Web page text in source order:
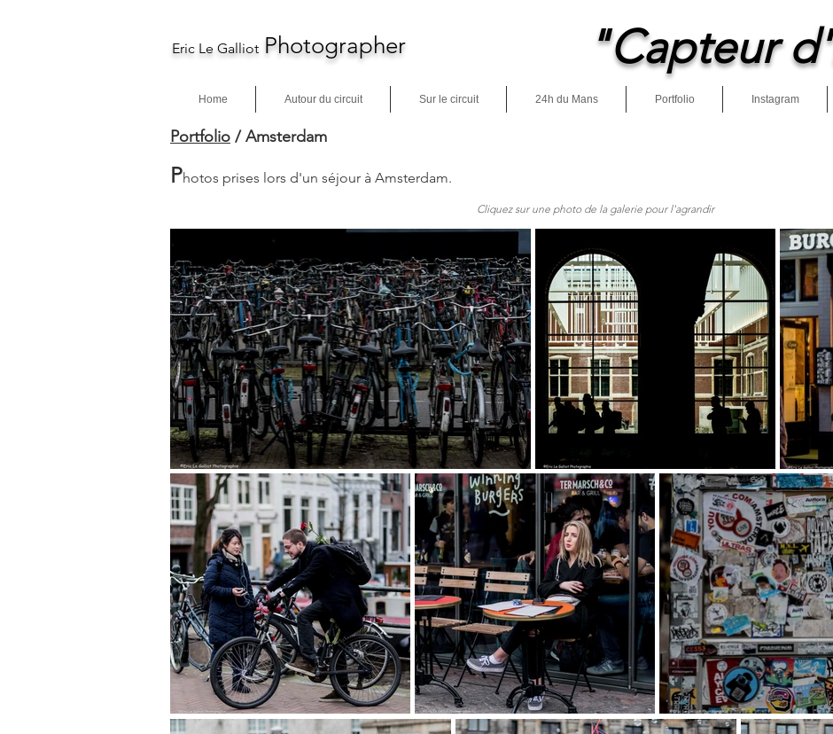
Eric Le Galliot Photographer "Capteur
Home Autour du circuit Sur le circuit 24h du Mans Portfolio Instagram
Portfolio / Amsterdam
Photos prises lors d'un séjour à Amsterdam.
Cliquez sur une photo de la galerie pour l'agrandir